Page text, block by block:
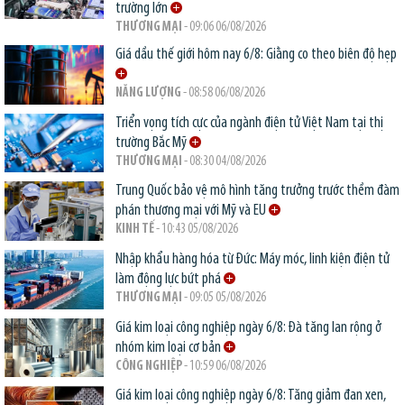
trường lớn
THƯƠNG MẠI - 09:06 06/08/2026
Giá dầu thế giới hôm nay 6/8: Giằng co theo biên độ hẹp
NĂNG LƯỢNG - 08:58 06/08/2026
Triển vọng tích cực của ngành điện tử Việt Nam tại thị
trường Bắc Mỹ
THƯƠNG MẠI - 08:30 04/08/2026
Trung Quốc bảo vệ mô hình tăng trưởng trước thềm đàm
phán thương mại với Mỹ và EU
KINH TẾ- 10:43 05/08/2026
Nhập khẩu hàng hóa từ Đức: Máy móc, linh kiện điện tử
làm động lực bứt phá
THƯƠNG MẠI - 09:05 05/08/2026
Giá kim loại công nghiệp ngày 6/8: Đà tăng lan rộng ở
nhóm kim loại cơ bản
CÔNG NGHIỆP- 10:59 06/08/2026
Giá kim loại công nghiệp ngày 6/8: Tăng giảm đan xen,